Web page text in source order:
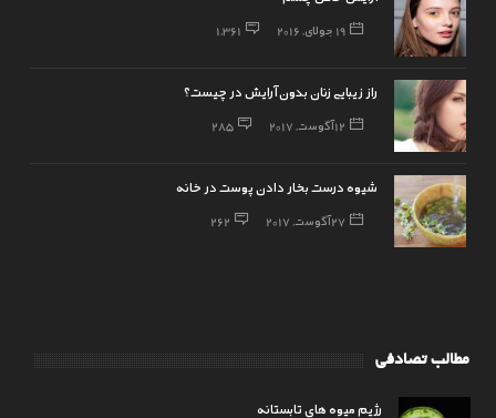
19 جولای, 2016 1,361
راز زیبایی زنان بدون آرایش در چیست؟
12 آگوست, 2017 285
شیوه درست بخار دادن پوست در خانه
27 آگوست, 2017 262
مطالب تصادفی
رژیم میوه های تابستانه